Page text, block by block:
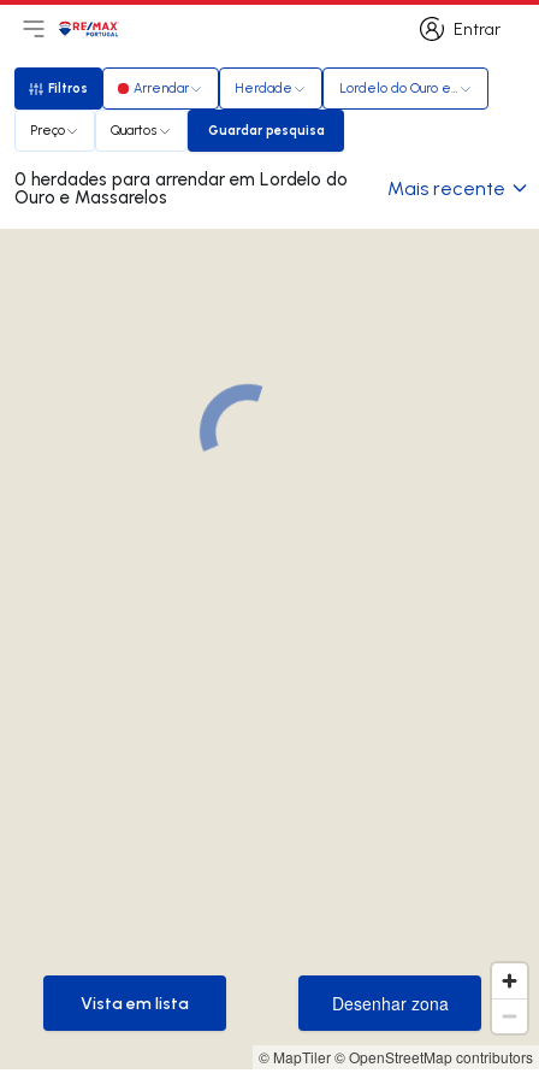
Entrar
Entrar
Abri menu principal
LogoIr para página inicial
Filtros
Filtros Arrendar Herdade Lordelo do Ouro e Massarelos
Preço Quartos Guardar pesquisa
Guardar pesquisa
0 herdades para arrendar em Lordelo do
Ouro e Massarelos Mais recente
© MapTiler© OpenStreetMap contributors
Desenhar zona
Desenhar zona
Vista em lista
Vista em lista